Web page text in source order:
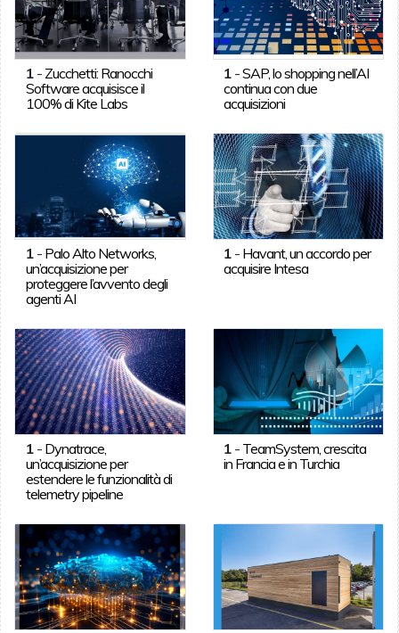
1- Zucchetti: Ranocchi
Software acquisisce il
100% di Kite Labs
1 -SAP, lo shopping nell’AI
continua con due
acquisizioni
1- Palo Alto Networks,
un’acquisizione per
proteggere l’avvento degli
agenti AI
1 - Havant, un accordo per
acquisire Intesa
1- Dynatrace,
un’acquisizione per
estendere le funzionalità di
telemetry pipeline
1 - TeamSystem, crescita
in Francia e in Turchia